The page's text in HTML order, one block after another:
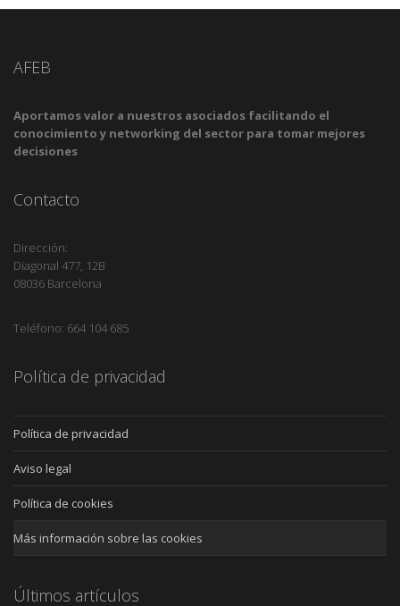
AFEB
Aportamos valor a nuestros asociados facilitando el
conocimiento y networking del sector para tomar mejores
decisiones
Contacto
Dirección:
Diagonal 477, 12B
08036 Barcelona
Teléfono: 664 104 685
Política de privacidad
Política de privacidad
Aviso legal
Política de cookies
Más información sobre las cookies
Últimos artículos